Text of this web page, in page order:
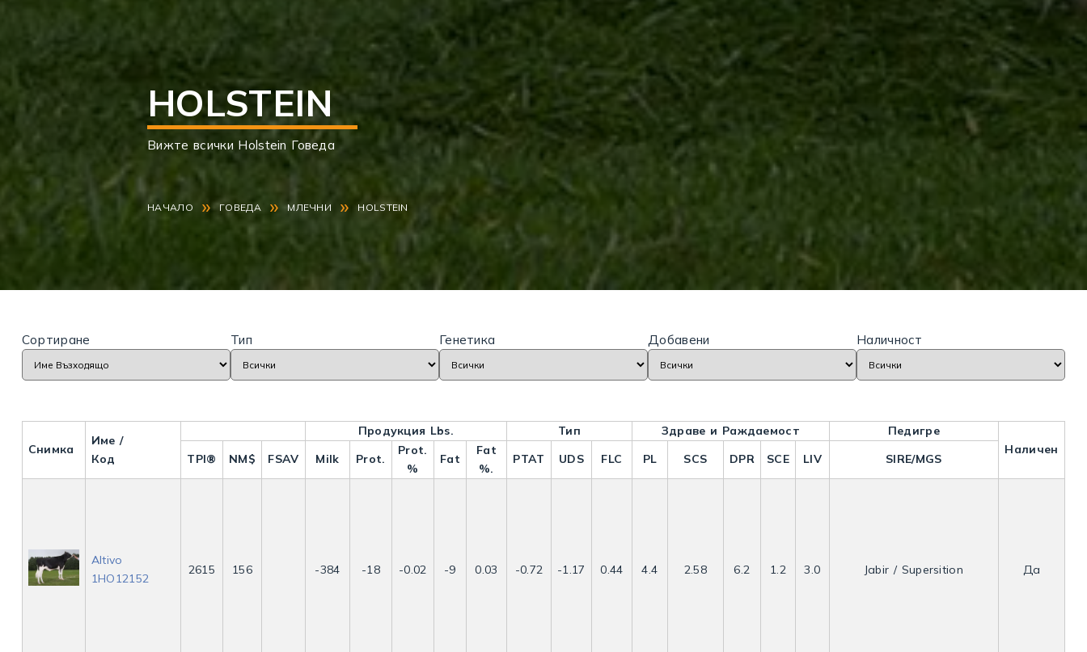
HOLSTEIN
Вижте всички Holstein Говеда
НАЧАЛО » ГОВЕДА » МЛЕЧНИ » HOLSTEIN
Сортиране Тип Генетика Добавени Наличност
Снимка
Име /
Код
Продукция Lbs. Тип Здраве и Раждаемост
Педигре
Наличен
TPI® NM$ FSAV Milk Prot.
Prot.
%
Fat
Fat
%.
PTAT UDS FLC PL SCS DPR SCE LIV SIRE/MGS
Altivo
1HO12152
2615 156 -384 -18 -0.02 -9 0.03 -0.72 -1.17 0.44 4.4 2.58 6.2 1.2 3.0 Jabir / Supersition Да